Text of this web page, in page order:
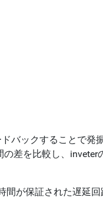
バックすることで発
差を比較し、inveter
が保証された遅延回